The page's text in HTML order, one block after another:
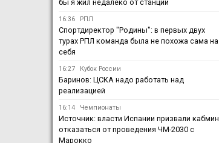
бы я жил недалеко от станции
16:36 РПЛ
Спортдиректор "Родины": в первых двух
турах РПЛ команда была не похожа сама на
себя
16:27 Кубок России
Баринов: ЦСКА надо работать над
реализацией
16:14 Чемпионаты
Источник: власти Испании призвали кабмин
отказаться от проведения ЧМ-2030 с
Марокко